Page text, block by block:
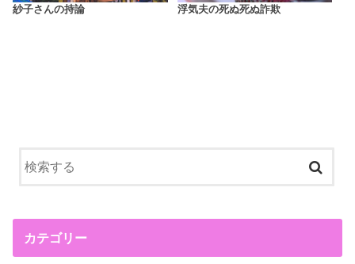
紗子さんの持論 浮気夫の死ぬ死ぬ詐欺
カテゴリー